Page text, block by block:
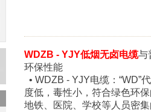
WDZB - YJY低烟无卤电缆与
环保性能
• WDZB - YJY电缆：“WD”
度低，毒性小，符合绿色环
地铁、医院、学校等人员密